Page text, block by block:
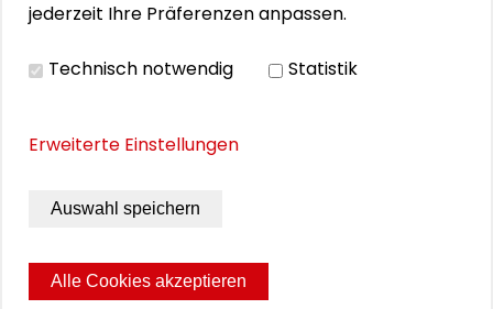
Impuls von Natalie Scheck
Bildergalerie
jederzeit Ihre Präferenzen anpassen.
Technisch notwendig Statistik
Erweiterte Einstellungen
Auswahl speichern
Alle Cookies akzeptieren